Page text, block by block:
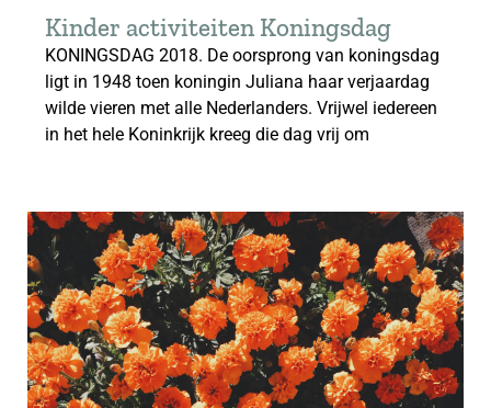
Kinder activiteiten Koningsdag
KONINGSDAG 2018. De oorsprong van koningsdag
ligt in 1948 toen koningin Juliana haar verjaardag
wilde vieren met alle Nederlanders. Vrijwel iedereen
in het hele Koninkrijk kreeg die dag vrij om